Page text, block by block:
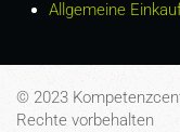
Allgemeine
© 2023
Rechte vorbehalten